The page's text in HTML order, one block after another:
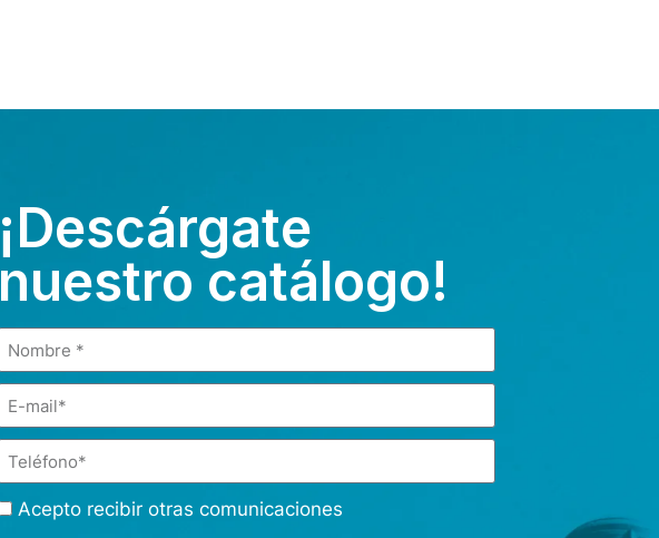
¡Descárgate
nuestro catálogo!
Acepto recibir otras comunicaciones